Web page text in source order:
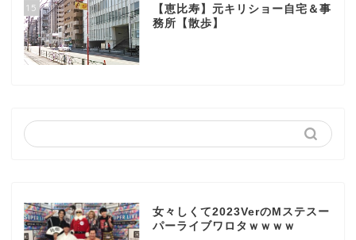
15
【恵比寿】元キリショー自宅＆事
務所【散歩】
女々しくて2023VerのMステスー
パーライブワロタｗｗｗｗ